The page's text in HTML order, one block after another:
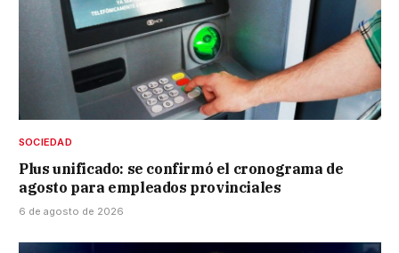
SOCIEDAD
Plus unificado: se confirmó el cronograma de
agosto para empleados provinciales
6 de agosto de 2026